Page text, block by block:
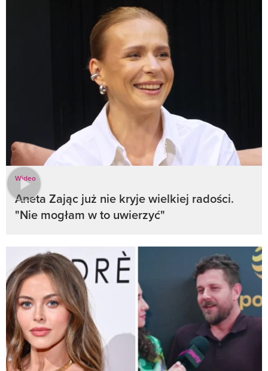
Wideo
Aneta Zając już nie kryje wielkiej radości.
"Nie mogłam w to uwierzyć"